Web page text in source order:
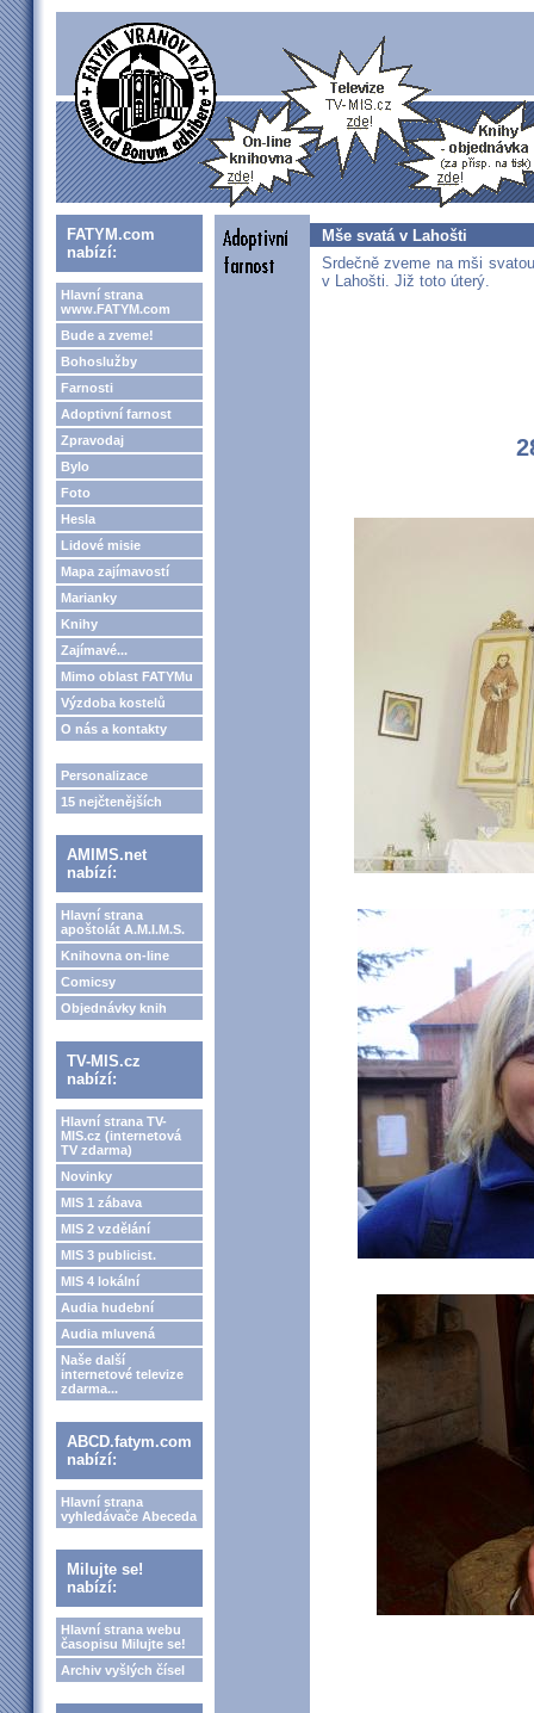
FATYM.com
nabízí:
Hlavní strana
www.FATYM.com
Bude a zveme!
Bohoslužby
Farnosti
Adoptivní farnost
Zpravodaj
Bylo
Foto
Hesla
Lidové misie
Mapa zajímavostí
Marianky
Knihy
Zajímavé...
Mimo oblast FATYMu
Výzdoba kostelů
O nás a kontakty
Personalizace
15 nejčtenějších
AMIMS.net
nabízí:
Hlavní strana
apoštolát A.M.I.M.S.
Knihovna on-line
Comicsy
Objednávky knih
TV-MIS.cz
nabízí:
Hlavní strana TV-
MIS.cz (internetová
TV zdarma)
Novinky
MIS 1 zábava
MIS 2 vzdělání
MIS 3 publicist.
MIS 4 lokální
Audia hudební
Audia mluvená
Naše další
internetové televize
zdarma...
ABCD.fatym.com
nabízí:
Hlavní strana
vyhledávače Abeceda
Milujte se!
nabízí:
Hlavní strana webu
časopisu Milujte se!
Archiv vyšlých čísel
Mše svatá v Lahošti
Srdečně zveme na mši
v Lahošti. Již toto úterý.